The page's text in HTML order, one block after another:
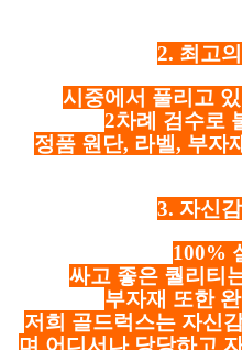
2. 최고
시중에서 풀리고
2차례 검수로
정품 원단, 라벨, 부자
3. 자신
100%
싸고 좋은 퀄리티
부자재 또한
저희 골드럭스는 자신